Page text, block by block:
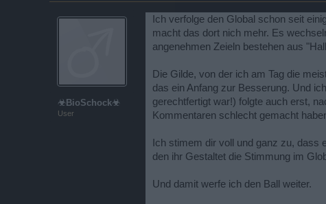
☣BioSchock☣
User
Ich verfolge den Global schon seit
macht das dort nich mehr. Es
angenehmen Zeieln bestehen aus
Die Gilde, von der ich am Tag die
das ein Anfang zur Besserung. Und
gerechtfertigt war!) folgte auch erst,
Kommentaren schlecht gemacht
Ich stimem dir voll und ganz zu, dass
den ihr Gestaltet die Stimmung im
Und damit werfe ich den Ball weiter.